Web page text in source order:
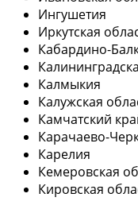
Ингушетия
Иркутская
Кабардино-
Калмыкия
Калужская
Камчатский
Карачаево-
Карелия
Кемеровская
Кировская